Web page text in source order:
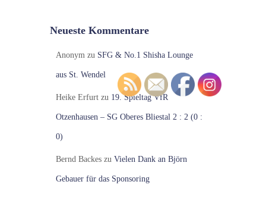
Neueste Kommentare
Anonymzu SFG & No.1 Shisha Lounge
aus St. Wendel
Heike Erfurtzu 19. Spieltag VfR
Otzenhausen – SG Oberes Bliestal 2 : 2 (0 :
0)
Bernd Backeszu Vielen Dank an Björn
Gebauer für das Sponsoring